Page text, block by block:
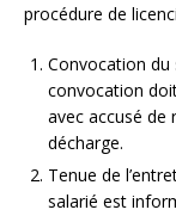
procédure de
Convocation du
convocation
avec accusé de
décharge.
Tenue de
salarié est